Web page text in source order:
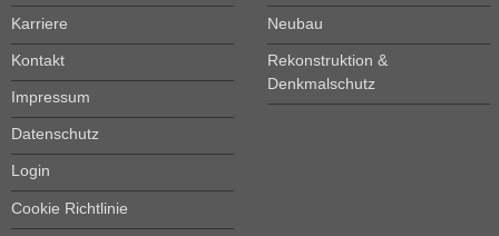
Karriere
Kontakt
Impressum
Datenschutz
Login
Cookie Richtlinie
Neubau
Rekonstruktion &
Denkmalschutz